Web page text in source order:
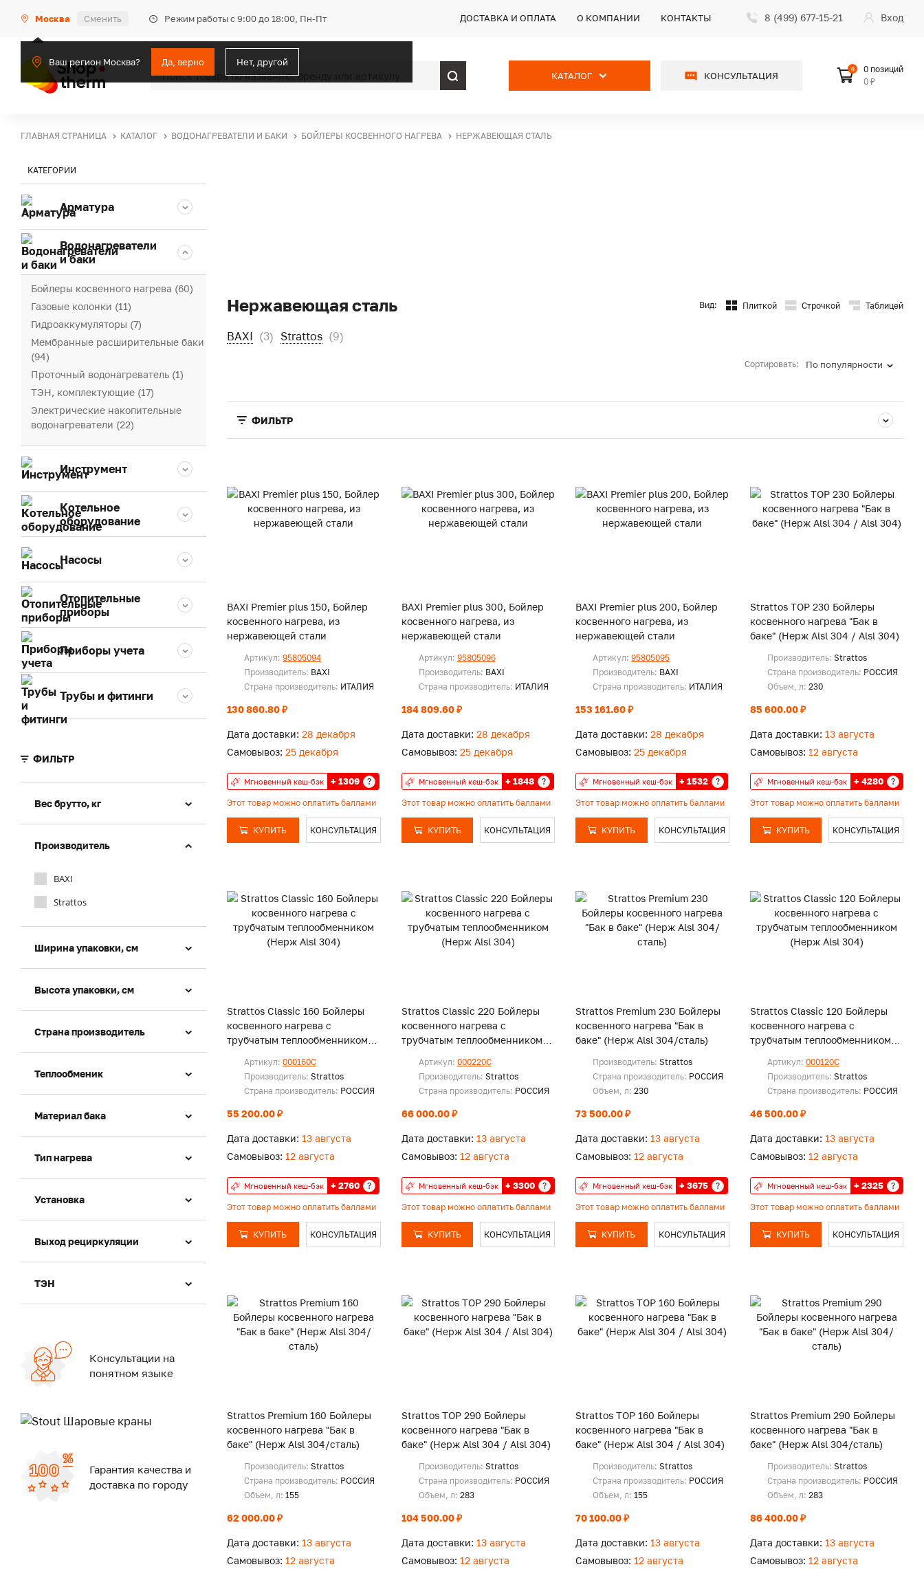
Москва Сменить Режим работы с 9:00 до 18:00, Пн-Пт
Ваш регион Москва? Да, верно Нет, другой
ДОСТАВКА И ОПЛАТА О КОМПАНИИ КОНТАКТЫ 8 (499) 677-15-21 Вход
КАТАЛОГ КОНСУЛЬТАЦИЯ
0
0 позиций
0 ₽
ГЛАВНАЯ СТРАНИЦА КАТАЛОГ ВОДОНАГРЕВАТЕЛИ И БАКИ БОЙЛЕРЫ КОСВЕННОГО НАГРЕВА НЕРЖАВЕЮЩАЯ СТАЛЬ
КАТЕГОРИИ
Арматура
Водонагреватели
и баки
Бойлеры косвенного нагрева (60)
Газовые колонки (11)
Гидроаккумуляторы (7)
Мембранные расширительные баки
(94)
Проточный водонагреватель (1)
ТЭН, комплектующие (17)
Электрические накопительные
водонагреватели (22)
Инструмент
Котельное
оборудование
Насосы
Отопительные
приборы
Приборы учета
Трубы и фитинги
ФИЛЬТР
Вес брутто, кг
Производитель
BAXI
Strattos
Ширина упаковки, см
Высота упаковки, см
Страна производитель
Теплообменик
Материал бака
Тип нагрева
Установка
Выход рециркуляции
ТЭН
Консультации на
понятном языке
Гарантия качества и
доставка по городу
Нержавеющая сталь Вид: Плиткой Строчкой Таблицей
BAXI (3) Strattos (9)
Сортировать: По популярности
ФИЛЬТР
BAXI Premier plus 150, Бойлер
косвенного нагрева, из
нержавеющей стали
Артикул: 95805094
Производитель: BAXI
Страна производитель: ИТАЛИЯ
130 860.80 ₽
Дата доставки: 28 декабря
Самовывоз: 25 декабря
Мгновенный кеш-бэк + 1309 ?
Этот товар можно оплатить баллами
КУПИТЬ КОНСУЛЬТАЦИЯ
BAXI Premier plus 300, Бойлер
косвенного нагрева, из
нержавеющей стали
Артикул: 95805096
Производитель: BAXI
Страна производитель: ИТАЛИЯ
184 809.60 ₽
Дата доставки: 28 декабря
Самовывоз: 25 декабря
Мгновенный кеш-бэк + 1848 ?
Этот товар можно оплатить баллами
КУПИТЬ КОНСУЛЬТАЦИЯ
BAXI Premier plus 200, Бойлер
косвенного нагрева, из
нержавеющей стали
Артикул: 95805095
Производитель: BAXI
Страна производитель: ИТАЛИЯ
153 161.60 ₽
Дата доставки: 28 декабря
Самовывоз: 25 декабря
Мгновенный кеш-бэк + 1532 ?
Этот товар можно оплатить баллами
КУПИТЬ КОНСУЛЬТАЦИЯ
Strattos TOP 230 Бойлеры
косвенного нагрева "Бак в
баке" (Нерж Alsl 304 / Alsl 304)
Производитель: Strattos
Страна производитель: РОССИЯ
Объем, л: 230
85 600.00 ₽
Дата доставки: 13 августа
Самовывоз: 12 августа
Мгновенный кеш-бэк + 4280 ?
Этот товар можно оплатить баллами
КУПИТЬ КОНСУЛЬТАЦИЯ
Strattos Classic 160 Бойлеры
косвенного нагрева с
трубчатым теплообменником
Артикул: 000160С
Производитель: Strattos
Страна производитель: РОССИЯ
55 200.00 ₽
Дата доставки: 13 августа
Самовывоз: 12 августа
Мгновенный кеш-бэк + 2760 ?
Этот товар можно оплатить баллами
КУПИТЬ КОНСУЛЬТАЦИЯ
Strattos Classic 220 Бойлеры
косвенного нагрева с
трубчатым теплообменником
Артикул: 000220С
Производитель: Strattos
Страна производитель: РОССИЯ
66 000.00 ₽
Дата доставки: 13 августа
Самовывоз: 12 августа
Мгновенный кеш-бэк + 3300 ?
Этот товар можно оплатить баллами
КУПИТЬ КОНСУЛЬТАЦИЯ
Strattos Premium 230 Бойлеры
косвенного нагрева "Бак в
баке" (Нерж Alsl 304/сталь)
Производитель: Strattos
Страна производитель: РОССИЯ
Объем, л: 230
73 500.00 ₽
Дата доставки: 13 августа
Самовывоз: 12 августа
Мгновенный кеш-бэк + 3675 ?
Этот товар можно оплатить баллами
КУПИТЬ КОНСУЛЬТАЦИЯ
Strattos Classic 120 Бойлеры
косвенного нагрева с
трубчатым теплообменником
Артикул: 000120С
Производитель: Strattos
Страна производитель: РОССИЯ
46 500.00 ₽
Дата доставки: 13 августа
Самовывоз: 12 августа
Мгновенный кеш-бэк + 2325 ?
Этот товар можно оплатить баллами
КУПИТЬ КОНСУЛЬТАЦИЯ
Strattos Premium 160 Бойлеры
косвенного нагрева "Бак в
баке" (Нерж Alsl 304/сталь)
Производитель: Strattos
Страна производитель: РОССИЯ
Объем, л: 155
62 000.00 ₽
Дата доставки: 13 августа
Самовывоз: 12 августа
Strattos TOP 290 Бойлеры
косвенного нагрева "Бак в
баке" (Нерж Alsl 304 / Alsl 304)
Производитель: Strattos
Страна производитель: РОССИЯ
Объем, л: 283
104 500.00 ₽
Дата доставки: 13 августа
Самовывоз: 12 августа
Strattos TOP 160 Бойлеры
косвенного нагрева "Бак в
баке" (Нерж Alsl 304 / Alsl 304)
Производитель: Strattos
Страна производитель: РОССИЯ
Объем, л: 155
70 100.00 ₽
Дата доставки: 13 августа
Самовывоз: 12 августа
Strattos Premium 290 Бойлеры
косвенного нагрева "Бак в
баке" (Нерж Alsl 304/сталь)
Производитель: Strattos
Страна производитель: РОССИЯ
Объем, л: 283
86 400.00 ₽
Дата доставки: 13 августа
Самовывоз: 12 августа